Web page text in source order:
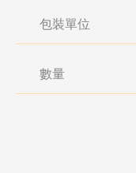
包裝單位
數量